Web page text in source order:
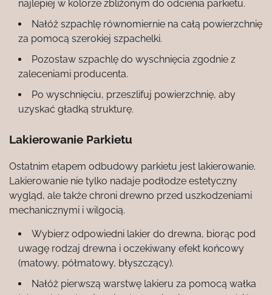
najlepiej w kolorze zbliżonym do odcienia parkietu.
Nałóż szpachlę równomiernie na całą powierzchnię
za pomocą szerokiej szpachelki.
Pozostaw szpachlę do wyschnięcia zgodnie z
zaleceniami producenta.
Po wyschnięciu, przeszlifuj powierzchnię, aby
uzyskać gładką strukturę.
Lakierowanie Parkietu
Ostatnim etapem odbudowy parkietu jest lakierowanie.
Lakierowanie nie tylko nadaje podłodze estetyczny
wygląd, ale także chroni drewno przed uszkodzeniami
mechanicznymi i wilgocią.
Wybierz odpowiedni lakier do drewna, biorąc pod
uwagę rodzaj drewna i oczekiwany efekt końcowy
(matowy, półmatowy, błyszczący).
Nałóż pierwszą warstwę lakieru za pomocą wałka